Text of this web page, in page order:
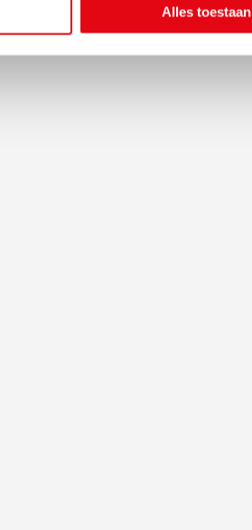
Alles toestaan